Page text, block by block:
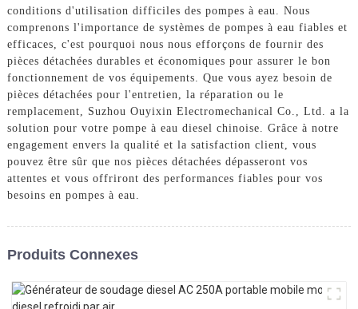
conditions d'utilisation difficiles des pompes à eau. Nous
comprenons l'importance de systèmes de pompes à eau fiables et
efficaces, c'est pourquoi nous nous efforçons de fournir des
pièces détachées durables et économiques pour assurer le bon
fonctionnement de vos équipements. Que vous ayez besoin de
pièces détachées pour l'entretien, la réparation ou le
remplacement, Suzhou Ouyixin Electromechanical Co., Ltd. a la
solution pour votre pompe à eau diesel chinoise. Grâce à notre
engagement envers la qualité et la satisfaction client, vous
pouvez être sûr que nos pièces détachées dépasseront vos
attentes et vous offriront des performances fiables pour vos
besoins en pompes à eau.
Produits Connexes